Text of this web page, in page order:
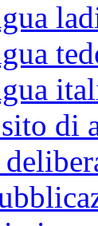
di